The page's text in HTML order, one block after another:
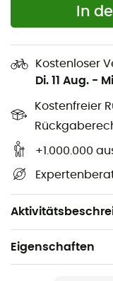
In
Kostenloser
Di. 11 Aug. -
Kostenfreier
+1.000.000
Taschen, einige
mitzunehmen und
zu werden. Eine
nächste
Materialien:
Elastischer
2
Gewicht: 241 g
Eigenschaften